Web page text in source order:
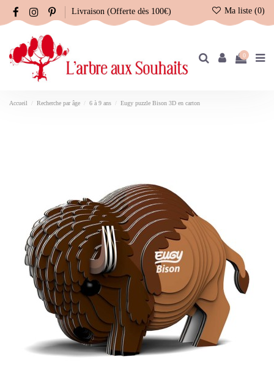
Livraison (Offerte dès 100€) Ma liste (0)
0
Accueil Recherche par âge 6 à 9 ans Eugy puzzle Bison 3D en carton